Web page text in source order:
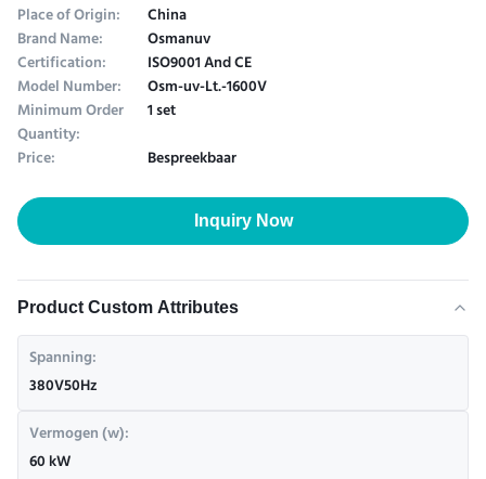
Place of Origin:
China
Brand Name: Osmanuv
Certification: ISO9001 And CE
Model Number: Osm-uv-Lt.-1600V
Minimum Order
Quantity:
1 set
Price:
Bespreekbaar
Inquiry Now
Product Custom Attributes
Spanning:
380V50Hz
Vermogen (w):
60 kW